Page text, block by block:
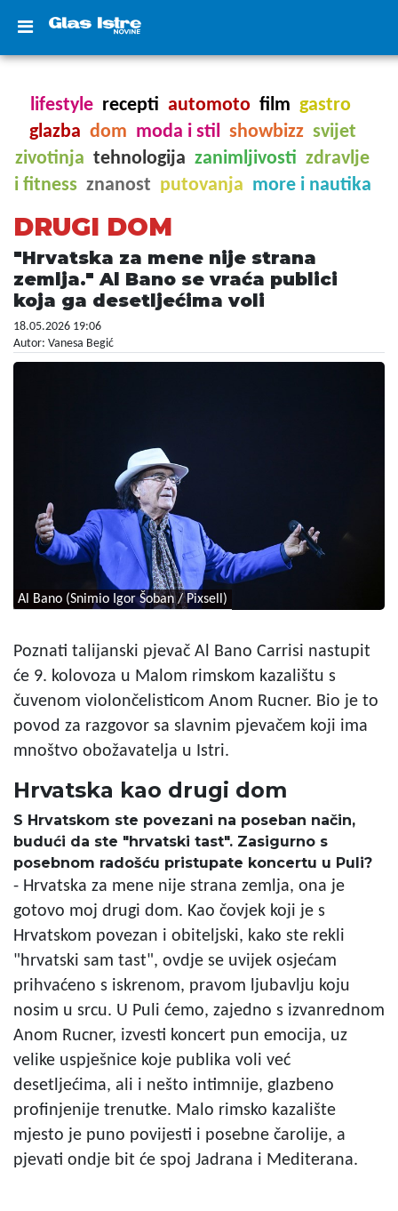
lifestyle recepti automoto film gastro
glazba dom moda i stil showbizz svijet
zivotinja tehnologija zanimljivosti zdravlje
i fitness znanost putovanja more i nautika
DRUGI DOM
"Hrvatska za mene nije strana
zemlja." Al Bano se vraća publici
koja ga desetljećima voli
18.05.2026 19:06
Autor: Vanesa Begić
Al Bano (Snimio Igor Šoban / Pixsell)
Poznati talijanski pjevač Al Bano Carrisi nastupit
će 9. kolovoza u Malom rimskom kazalištu s
čuvenom violončelisticom Anom Rucner. Bio je to
povod za razgovor sa slavnim pjevačem koji ima
mnoštvo obožavatelja u Istri.
Hrvatska kao drugi dom
S Hrvatskom ste povezani na poseban način,
budući da ste "hrvatski tast". Zasigurno s
posebnom radošću pristupate koncertu u Puli?
- Hrvatska za mene nije strana zemlja, ona je
gotovo moj drugi dom. Kao čovjek koji je s
Hrvatskom povezan i obiteljski, kako ste rekli
"hrvatski sam tast", ovdje se uvijek osjećam
prihvaćeno s iskrenom, pravom ljubavlju koju
nosim u srcu. U Puli ćemo, zajedno s izvanrednom
Anom Rucner, izvesti koncert pun emocija, uz
velike uspješnice koje publika voli već
desetljećima, ali i nešto intimnije, glazbeno
profinjenije trenutke. Malo rimsko kazalište
mjesto je puno povijesti i posebne čarolije, a
pjevati ondje bit će spoj Jadrana i Mediterana.